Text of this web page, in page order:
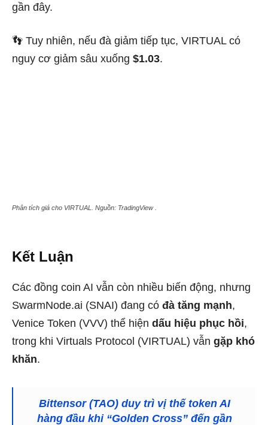
gần đây.
👣 Tuy nhiên, nếu đà giảm tiếp tục, VIRTUAL có
nguy cơ giảm sâu xuống $1.03.
Phân tích giá cho VIRTUAL. Nguồn: TradingView .
Kết Luận
Các đồng coin AI vẫn còn nhiều biến động, nhưng
SwarmNode.ai (SNAI) đang có đà tăng mạnh,
Venice Token (VVV) thể hiện dấu hiệu phục hồi,
trong khi Virtuals Protocol (VIRTUAL) vẫn gặp khó
khăn.
Bittensor (TAO) duy trì vị thế token AI
hàng đầu khi “Golden Cross” đến gần